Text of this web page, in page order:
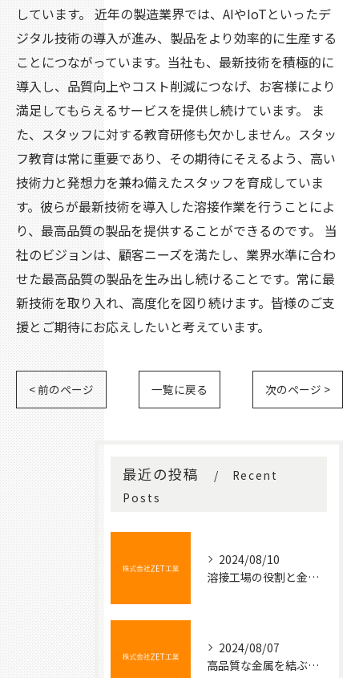
しています。 近年の製造業界では、AIやIoTといったデ
ジタル技術の導入が進み、製品をより効率的に生産する
ことにつながっています。当社も、最新技術を積極的に
導入し、品質向上やコスト削減につなげ、お客様により
満足してもらえるサービスを提供し続けています。 ま
た、スタッフに対する教育研修も欠かしません。スタッ
フ教育は常に重要であり、その期待にそえるよう、高い
技術力と発想力を兼ね備えたスタッフを育成していま
す。彼らが最新技術を導入した溶接作業を行うことによ
り、最高品質の製品を提供することができるのです。 当
社のビジョンは、顧客ニーズを満たし、業界水準に合わ
せた最高品質の製品を生み出し続けることです。常に最
新技術を取り入れ、高度化を図り続けます。皆様のご支
援とご期待にお応えしたいと考えています。
< 前のページ 一覧に戻る 次のページ >
最近の投稿
Recent
Posts
2024/08/10
溶接工場の役割と金属加工の基本
2024/08/07
高品質な金属を結ぶ魔法の技術